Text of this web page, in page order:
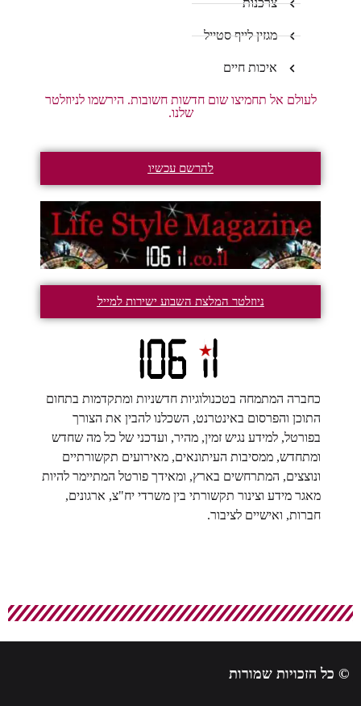
צרכנות
מגזין לייף סטייל
איכות חיים
לעולם אל תחמיצו שום חדשות חשובות. הירשמו לניוזלטר
שלנו.
להרשם עכשיו
ניוזלטר המלצת השבוע ישירות למייל
כחברה המתמחה בטכנולוגיות חדשניות ומתקדמות בתחום
התוכן והפרסום באינטרנט, השכלנו להבין את הצורך
בפורטל, למידע נגיש זמין, מהיר, ועדכני של כל מה שחדש
ומתחדש, ממסיבות העיתונאים, מאירועים תקשורתיים
ונוצצים, המתרחשים בארץ, ומאידך פורטל המתיימר להיות
מאגר מידע וצינור תקשורתי בין משרדי יח"צ, ארגונים,
חברות, ואישיים לציבור.
© כל הזכויות שמורות